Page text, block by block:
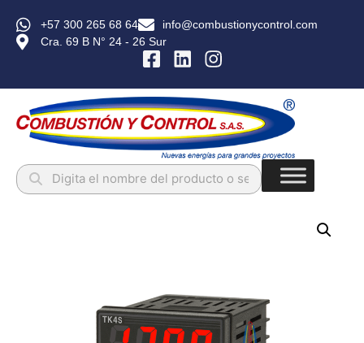
+57 300 265 68 64
info@combustionycontrol.com
Cra. 69 B N° 24 - 26 Sur